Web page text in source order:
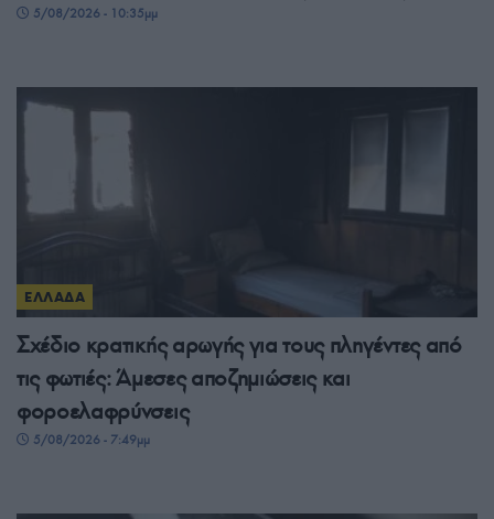
5/08/2026 - 10:35μμ
ΕΛΛΑΔΑ
Σχέδιο κρατικής αρωγής για τους πληγέντες από
τις φωτιές: Άμεσες αποζημιώσεις και
φοροελαφρύνσεις
5/08/2026 - 7:49μμ